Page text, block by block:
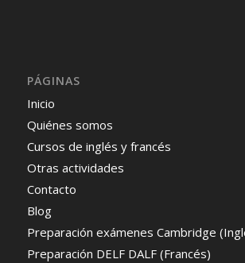
PÁGINAS
Inicio
Quiénes somos
Cursos de inglés y francés
Otras actividades
Contacto
Blog
Preparación exámenes Cambridge
Preparación DELF DALF (Francés)